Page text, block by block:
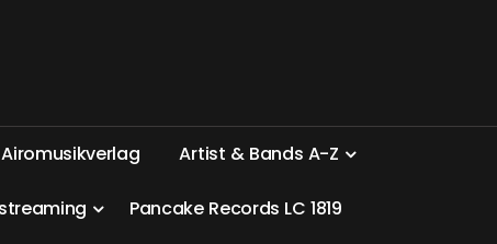
Airomusikverlag Artist & Bands A-Z
streaming Pancake Records LC 1819